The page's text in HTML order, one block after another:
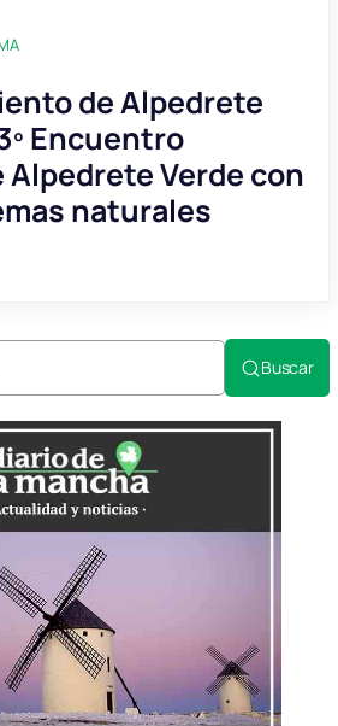
de Alpedrete
Encuentro
Alpedrete Verde con
naturales
Buscar